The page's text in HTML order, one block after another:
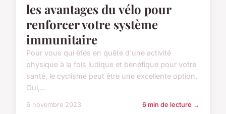
les avantages du vélo pour
renforcer votre système
immunitaire
Pour vous qui êtes en quête d'une activité
physique à la fois ludique et bénéfique pour votre
santé, le cyclisme peut être une excellente option.
Oui,...
6 novembre 2023 6 min de lecture →